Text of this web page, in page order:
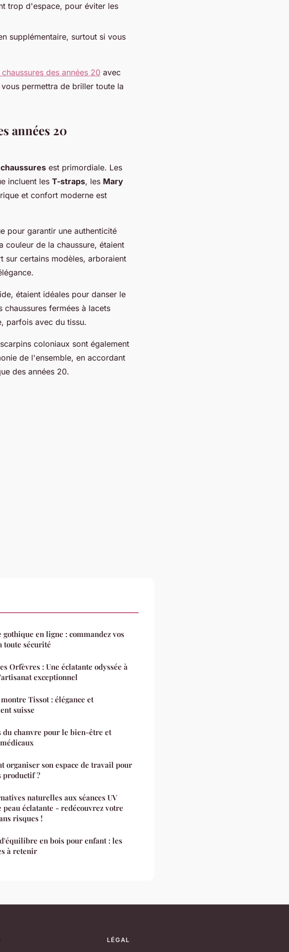
trop d'espace, pour éviter les
supplémentaire, surtout si vous
des années 20 avec
permettra de briller toute la
années 20
est primordiale. Les
incluent les T-straps, les Mary
et confort moderne est
pour garantir une authenticité
couleur de la chaussure, étaient
sur certains modèles, arboraient
étaient idéales pour danser le
chaussures fermées à lacets
parfois avec du tissu.
coloniaux sont également
de l'ensemble, en accordant
des années 20.
gothique en ligne : commandez vos
toute sécurité
Orfèvres : Une éclatante odyssée à
exceptionnel
Tissot : élégance et
suisse
du chanvre pour le bien-être et
organiser son espace de travail pour
productif ?
naturelles aux séances UV
peau éclatante - redécouvrez votre
risques !
en bois pour enfant : les
à retenir
LÉGAL